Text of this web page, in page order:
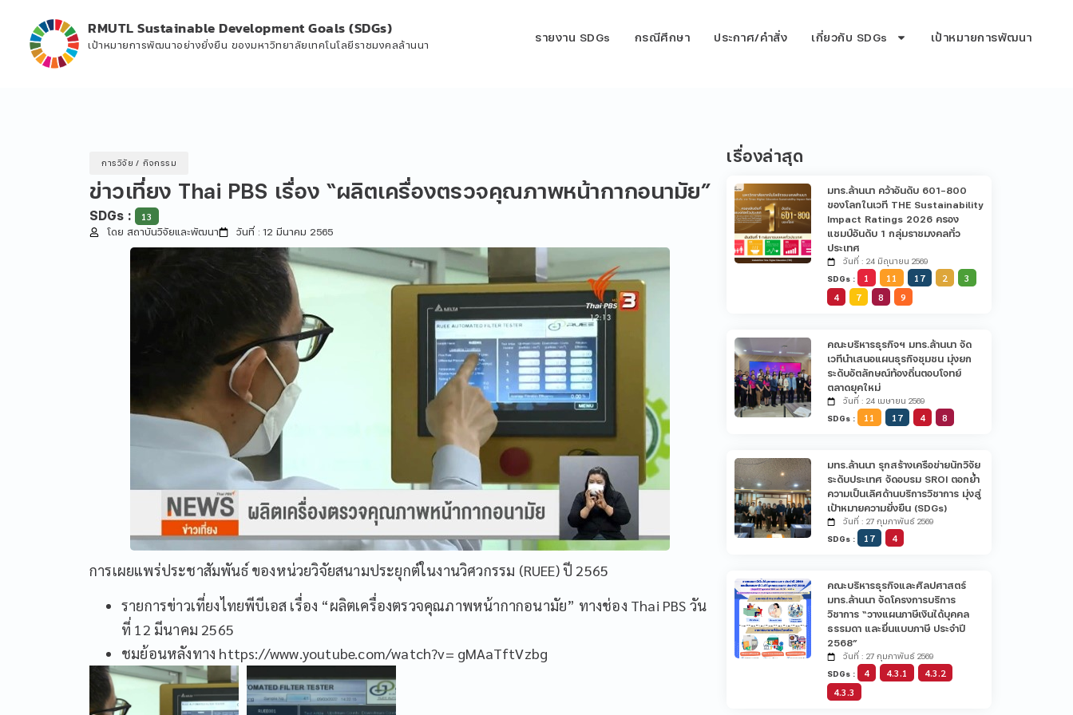
RMUTL Sustainable Development Goals (SDGs)
เป้าหมายการพัฒนาอย่างยั่งยืน ของมหาวิทยาลัยเทคโนโลยีราชมงคลล้านนา
รายงาน SDGs กรณีศึกษา ประกาศ/คำสั่ง เกี่ยวกับ SDGs เป้าหมายการพัฒนา
การวิจัย / กิจกรรม
ข่าวเที่ยง Thai PBS เรื่อง “ผลิตเครื่องตรวจคุณภาพหน้ากากอนามัย”
SDGs : 13
โดย สถาบันวิจัยและพัฒนา วันที่ : 12 มีนาคม 2565
การเผยแพร่ประชาสัมพันธ์ ของหน่วยวิจัยสนามประยุกต์ในงานวิศวกรรม (RUEE) ปี 2565
รายการข่าวเที่ยงไทยพีบีเอส เรื่อง “ผลิตเครื่องตรวจคุณภาพหน้ากากอนามัย” ทางช่อง Thai PBS วัน
ที่ 12 มีนาคม 2565
ชมย้อนหลังทาง https://www.youtube.com/watch?v= gMAaTftVzbg
เรื่องล่าสุด
มทร.ล้านนา คว้าอันดับ 601-800
ของโลกในเวที THE Sustainability
Impact Ratings 2026 ครอง
แชมป์อันดับ 1 กลุ่มราชมงคลทั่ว
ประเทศ
วันที่ : 24 มิถุนายน 2569
SDGs :
1 11 17 2
3
4
7 8 9
คณะบริหารธุรกิจฯ มทร.ล้านนา จัด
เวทีนำเสนอแผนธุรกิจชุมชน มุ่งยก
ระดับอัตลักษณ์ท้องถิ่นตอบโจทย์
ตลาดยุคใหม่
วันที่ : 24 เมษายน 2569
SDGs :
11 17 4 8
มทร.ล้านนา รุกสร้างเครือข่ายนักวิจัย
ระดับประเทศ จัดอบรม SROI ตอกย้ำ
ความเป็นเลิศด้านบริการวิชาการ มุ่งสู่
เป้าหมายความยั่งยืน (SDGs)
วันที่ : 27 กุมภาพันธ์ 2569
SDGs :
17 4
คณะบริหารธุรกิจและศิลปศาสตร์
มทร.ล้านนา จัดโครงการบริการ
วิชาการ “วางแผนภาษีเงินได้บุคคล
ธรรมดา และยื่นแบบภาษี ประจำปี
2568”
วันที่ : 27 กุมภาพันธ์ 2569
SDGs :
4 4.3.1
4.3.2
4.3.3